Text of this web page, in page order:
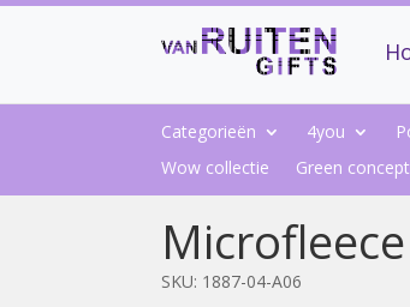
Categorieën 4you
Wow collectie
Green concept
SKU: 1887-04-A06